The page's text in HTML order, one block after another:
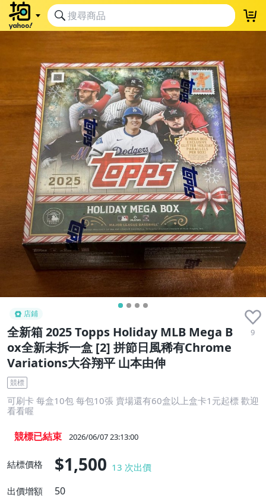
店鋪
全新箱 2025 Topps Holiday MLB Mega B
ox全新未拆一盒 [2] 拼節日風稀有Chrome
Variations大谷翔平 山本由伸
9
競標
可刷卡 每盒10包 每包10張 賣場還有60盒以上盒卡1元起標 歡迎
看看喔
競標已結束 2026/06/07 23:13:00
結標價格 $1,500 13 次出價
出價增額
50